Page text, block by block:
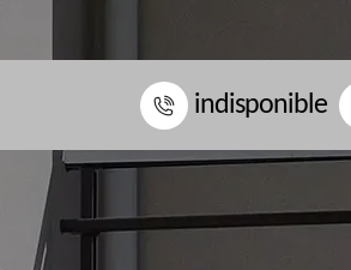
indisponible